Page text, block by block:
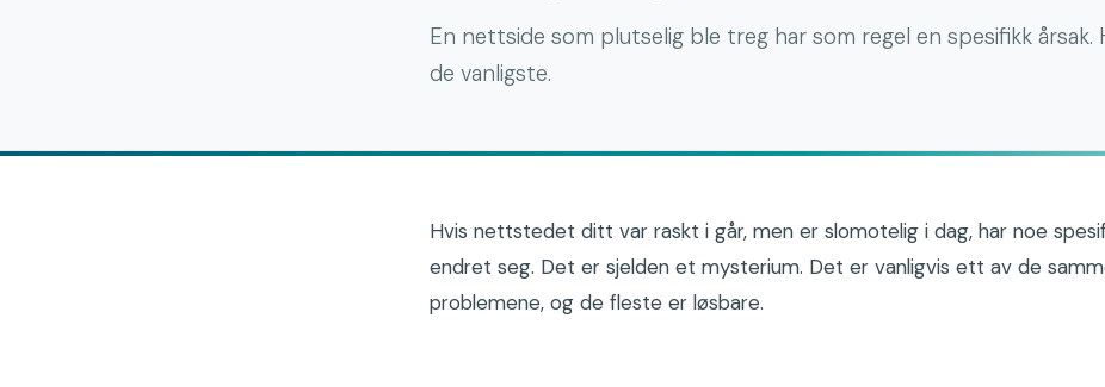
En nettside som plutselig ble treg har som regel en spesifikk årsak.
de vanligste.
Hvis nettstedet ditt var raskt i går, men er slomotelig i dag, har noe
endret seg. Det er sjelden et mysterium. Det er vanligvis ett av de
problemene, og de fleste er løsbare.